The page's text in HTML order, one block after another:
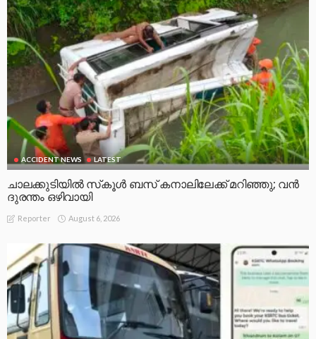
ACCIDENT NEWS LATEST
ചാലക്കുടിയിൽ സ്‌കൂൾ ബസ് കനാലിലേക്ക് മറിഞ്ഞു; വൻ
ദുരന്തം ഒഴിവായി
Reporter August 6, 2026